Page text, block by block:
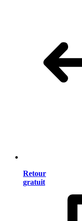
Retour
gratuit